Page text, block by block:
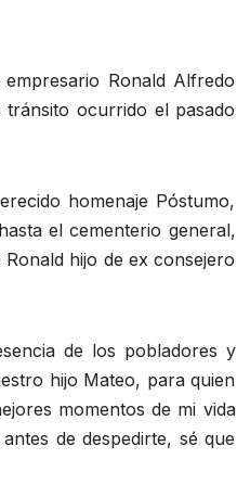
Ronald Alfredo
tránsito ocurrido el pasado
homenaje Póstumo,
el cementerio general,
hijo de ex consejero
de los pobladores y
hijo Mateo, para quien
momentos de mi vida
de despedirte, sé que